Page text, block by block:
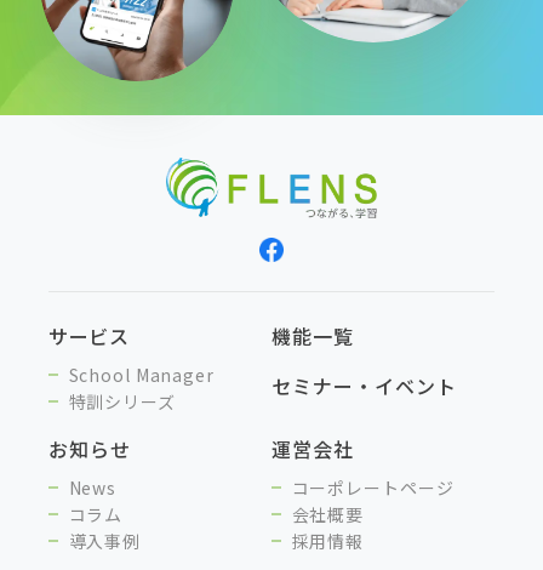
サービス
School Manager
特訓シリーズ
機能一覧
セミナー・イベント
お知らせ
News
コラム
導入事例
運営会社
コーポレートページ
会社概要
採用情報